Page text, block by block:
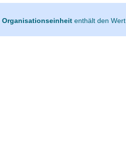
Organisationseinheitenthält den Wert